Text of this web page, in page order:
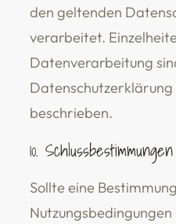
den geltenden
verarbeitet.
Datenverarbeitung
beschrieben.
10. Schlussbestimmungen
Sollte eine